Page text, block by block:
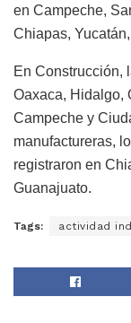
en Campeche,
Chiapas,
En Construcción,
Oaxaca, Hidalgo,
Campeche y
manufactureras,
registraron en
Guanajuato.
Tags: actividad